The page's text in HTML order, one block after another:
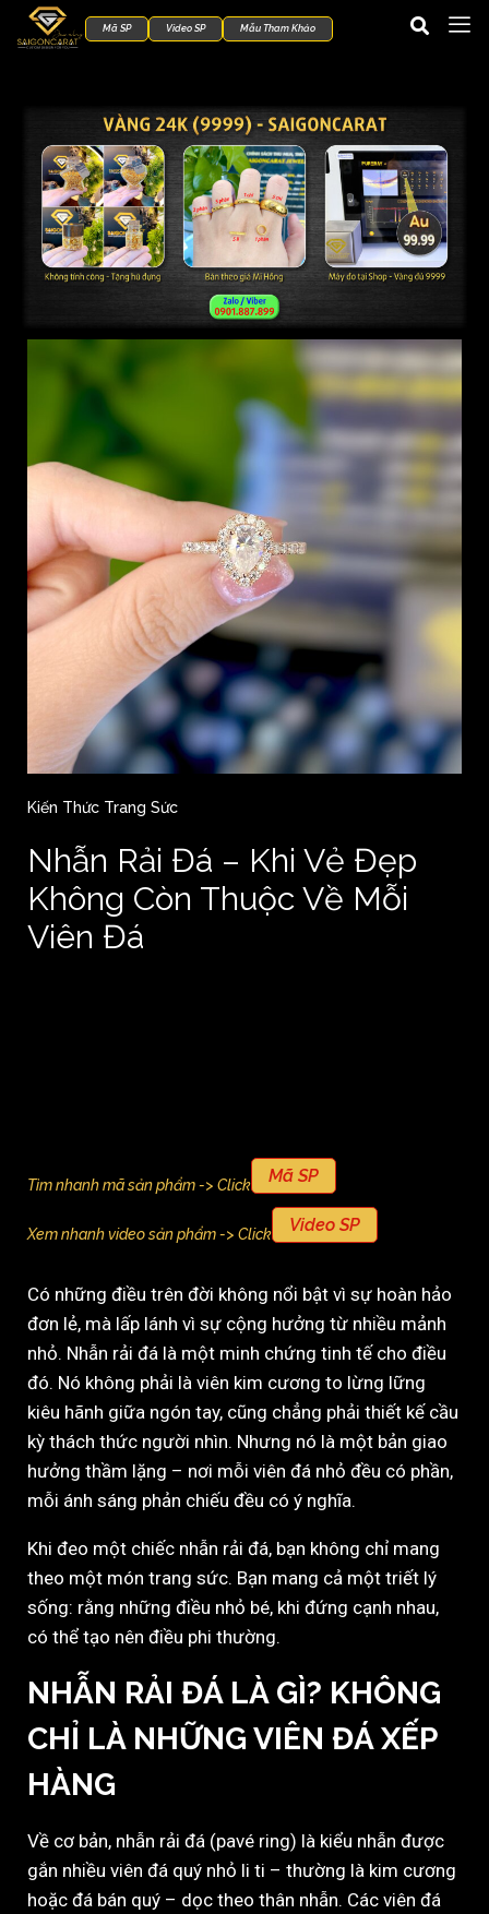
Mã SP Video SP Mẫu Tham Khảo
Kiến Thức Trang Sức
Nhẫn Rải Đá – Khi Vẻ Đẹp
Không Còn Thuộc Về Mỗi
Viên Đá
Tìm nhanh mã sản phẩm -> Click Mã SP
Xem nhanh video sản phẩm -> Click Video SP
Có những điều trên đời không nổi bật vì sự hoàn hảo
đơn lẻ, mà lấp lánh vì sự cộng hưởng từ nhiều mảnh
nhỏ. Nhẫn rải đá là một minh chứng tinh tế cho điều
đó. Nó không phải là viên kim cương to lừng lững
kiêu hãnh giữa ngón tay, cũng chẳng phải thiết kế cầu
kỳ thách thức người nhìn. Nhưng nó là một bản giao
hưởng thầm lặng – nơi mỗi viên đá nhỏ đều có phần,
mỗi ánh sáng phản chiếu đều có ý nghĩa.
Khi đeo một chiếc nhẫn rải đá, bạn không chỉ mang
theo một món trang sức. Bạn mang cả một triết lý
sống: rằng những điều nhỏ bé, khi đứng cạnh nhau,
có thể tạo nên điều phi thường.
NHẪN RẢI ĐÁ LÀ GÌ? KHÔNG
CHỈ LÀ NHỮNG VIÊN ĐÁ XẾP
HÀNG
Về cơ bản, nhẫn rải đá (pavé ring) là kiểu nhẫn được
gắn nhiều viên đá quý nhỏ li ti – thường là kim cương
hoặc đá bán quý – dọc theo thân nhẫn. Các viên đá